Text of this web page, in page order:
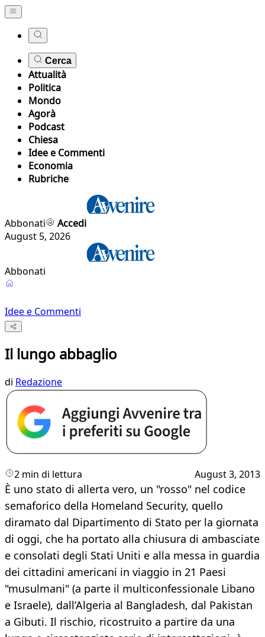
Cerca
Attualità
Politica
Mondo
Agorà
Podcast
Chiesa
Idee e Commenti
Economia
Rubriche
Abbonati
Accedi
August 5, 2026
Abbonati
Idee e Commenti
Il lungo abbaglio
di Redazione
2 min di lettura August 3, 2013
È uno stato di allerta vero, un "rosso" nel codice
semaforico della Homeland Security, quello
diramato dal Dipartimento di Stato per la giornata
di oggi, che ha portato alla chiusura di ambasciate
e consolati degli Stati Uniti e alla messa in guardia
dei cittadini americani in viaggio in 21 Paesi
"musulmani" (a parte il multiconfessionale Libano
e Israele), dall’Algeria al Bangladesh, dal Pakistan
a Gibuti. Il rischio, ricostruito a partire da una